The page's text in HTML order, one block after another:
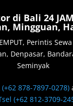
di Bali 24
Mingguan,
Perintis
Denpasar,
Seminyak
(+62 878-7897-0278)
(+62 812-3709-